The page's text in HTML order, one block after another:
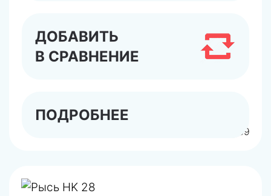
арт.0010015239
ДОБАВИТЬ
В СРАВНЕНИЕ
ПОДРОБНЕЕ